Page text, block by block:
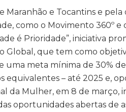
e Tocantins e pela
como o Movimento 360º e
é Prioridade”, iniciativa
Global, que tem como
uma meta mínima de 30%
equivalentes – até 2025 e,
da Mulher, em 8 de março,
oportunidades abertas de